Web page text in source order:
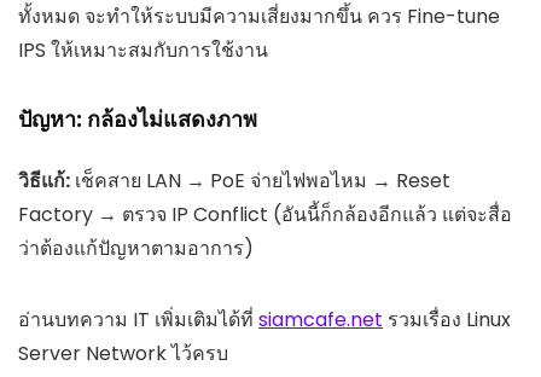
ทั้งหมด จะทำให้ระบบมีความเสี่ยงมากขึ้น ควร Fine-tune
IPS ให้เหมาะสมกับการใช้งาน
ปัญหา: กล้องไม่แสดงภาพ
วิธีแก้: เช็คสาย LAN → PoE จ่ายไฟพอไหม → Reset
Factory → ตรวจ IP Conflict (อันนี้ก็กล้องอีกแล้ว แต่จะสื่อ
ว่าต้องแก้ปัญหาตามอาการ)
อ่านบทความ IT เพิ่มเติมได้ที่ siamcafe.net รวมเรื่อง Linux
Server Network ไว้ครบ